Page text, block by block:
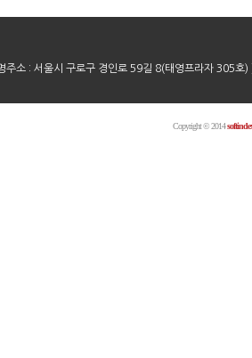
소 : 서울시 구로구 경인로 59길 8(태영프라자 305호) ]
Copyright © 2014